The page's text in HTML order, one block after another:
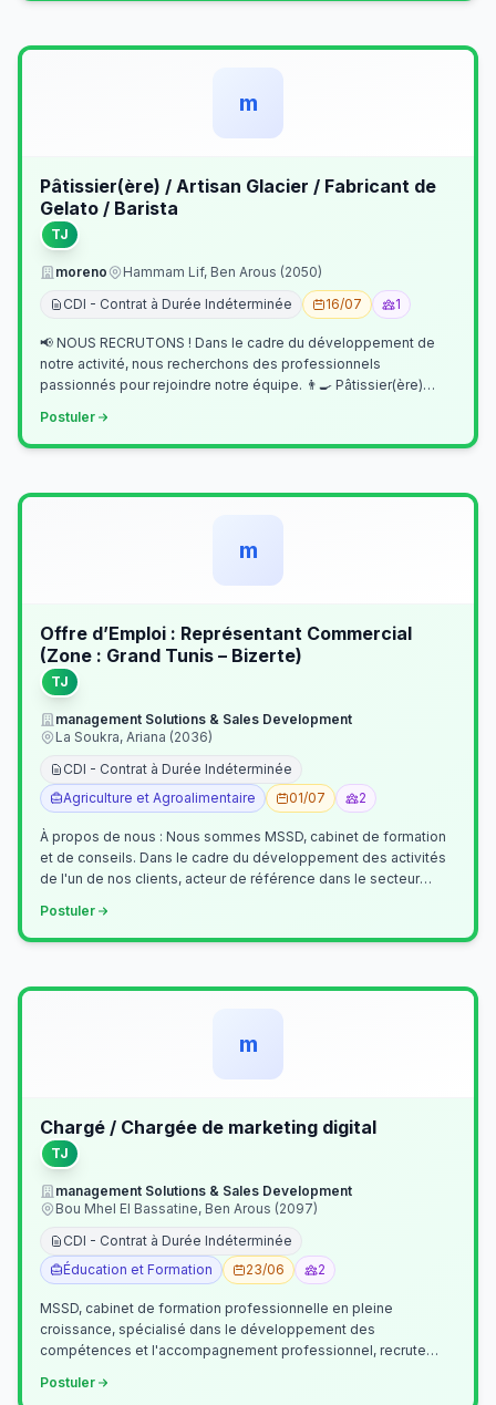
m
Pâtissier(ère) / Artisan Glacier / Fabricant de
Gelato / Barista
TJ
moreno
Hammam Lif, Ben Arous (2050)
CDI - Contrat à Durée Indéterminée
16/07 1
📢 NOUS RECRUTONS ! Dans le cadre du développement de
notre activité, nous recherchons des professionnels
passionnés pour rejoindre notre équipe. 👨‍🍳 Pâtissier(ère)
Postuler
m
Offre d’Emploi : Représentant Commercial
(Zone : Grand Tunis – Bizerte)
TJ
management Solutions & Sales Development
La Soukra, Ariana (2036)
CDI - Contrat à Durée Indéterminée
Agriculture et Agroalimentaire
01/07 2
À propos de nous : Nous sommes MSSD, cabinet de formation
et de conseils. Dans le cadre du développement des activités
de l'un de nos clients, acteur de référence dans le secteur
Postuler
m
Chargé / Chargée de marketing digital
TJ
management Solutions & Sales Development
Bou Mhel El Bassatine, Ben Arous (2097)
CDI - Contrat à Durée Indéterminée
Éducation et Formation
23/06 2
MSSD, cabinet de formation professionnelle en pleine
croissance, spécialisé dans le développement des
compétences et l'accompagnement professionnel, recrute
Postuler